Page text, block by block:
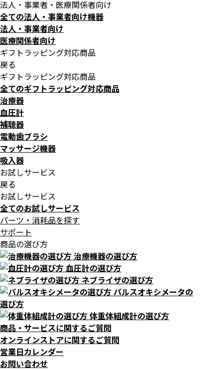
法人・事業者・医療関係者向け
全ての法人・事業者向け機器
法人・事業者向け
医療関係者向け
ギフトラッピング対応商品
戻る
ギフトラッピング対応商品
全てのギフトラッピング対応商品
治療器
血圧計
補聴器
電動歯ブラシ
マッサージ機器
吸入器
お試しサービス
戻る
お試しサービス
全てのお試しサービス
パーツ・消耗品を探す
サポート
商品の選び方
治療機器の選び方
血圧計の選び方
ネブライザの選び方
パルスオキシメータの
選び方
体重体組成計の選び方
商品・サービスに関するご質問
オンラインストアに関するご質問
営業日カレンダー
お問い合わせ